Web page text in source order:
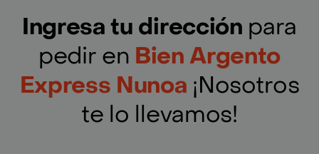
Ingresa tu dirección para
pedir en Bien Argento
Express Nunoa ¡Nosotros
te lo llevamos!